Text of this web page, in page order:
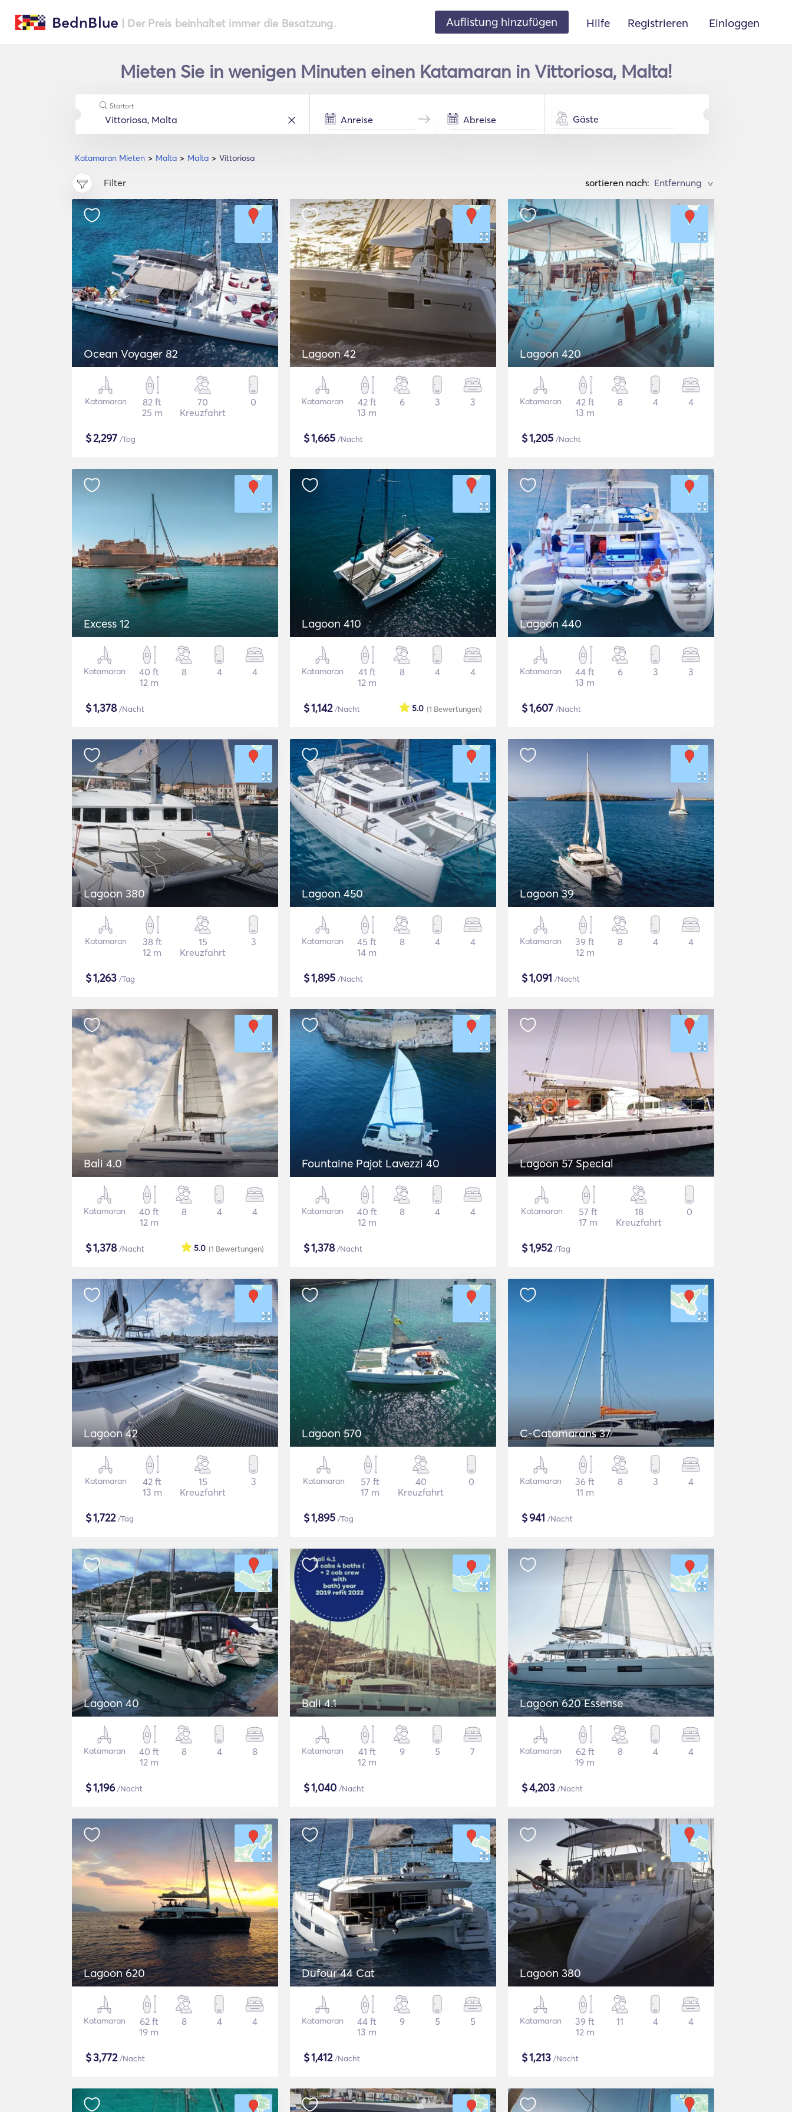
BednBlue | Der Preis beinhaltet immer die Besatzung. Auflistung hinzufügen Hilfe Registrieren Einloggen
Mieten Sie in wenigen Minuten einen Katamaran in Vittoriosa, Malta!
Katamaran Mieten Malta Malta Vittoriosa
Startort
Gäste
Filter sortieren nach: >
Ocean Voyager 82
Katamaran
82 ft
25 m
70
Kreuzfahrt
0
$2,297 /Tag
Lagoon 42
Katamaran
42 ft
13 m
6 3 3
$1,665 /Nacht
Lagoon 420
Katamaran
42 ft
13 m
8 4 4
$1,205 /Nacht
Excess 12
Katamaran
40 ft
12 m
8 4 4
$1,378/Nacht
Lagoon 410
Katamaran
41 ft
12 m
8 4 4
$1,142/Nacht (1 Bewertungen)
5.0
Lagoon 440
Katamaran
44 ft
13 m
6 3 3
$1,607 /Nacht
Lagoon 380
Katamaran
38 ft
12 m
15
Kreuzfahrt
3
$1,263 /Tag
Lagoon 450
Katamaran
45 ft
14 m
8 4 4
$1,895 /Nacht
Lagoon 39
Katamaran
39 ft
12 m
8 4 4
$1,091 /Nacht
Bali 4.0
Katamaran
40 ft
12 m
8 4 4
$1,378/Nacht (1 Bewertungen)
5.0
Fountaine Pajot Lavezzi 40
Katamaran
40 ft
12 m
8 4 4
$1,378/Nacht
Lagoon 57 Special
Katamaran
57 ft
17 m
18
Kreuzfahrt
0
$1,952/Tag
Lagoon 42
Katamaran
42 ft
13 m
15
Kreuzfahrt
3
$1,722/Tag
Lagoon 570
Katamaran
57 ft
17 m
40
Kreuzfahrt
0
$1,895 /Tag
C-Catamarans 37
Katamaran
36 ft
11 m
8 3 4
$941 /Nacht
Lagoon 40
Katamaran
40 ft
12 m
8 4 8
$1,196/Nacht
Bali 4.1
Katamaran
41 ft
12 m
9 5 7
$1,040 /Nacht
Lagoon 620 Essense
Katamaran
62 ft
19 m
8 4 4
$4,203 /Nacht
Lagoon 620
Katamaran
62 ft
19 m
8 4 4
$3,772/Nacht
Dufour 44 Cat
Katamaran
44 ft
13 m
9 5 5
$1,412/Nacht
Lagoon 380
Katamaran
39 ft
12 m
11 4 4
$1,213 /Nacht